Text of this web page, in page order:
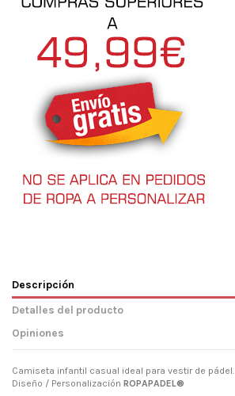
Descripción
Detalles del producto
Opiniones
Camiseta infantil casual ideal para vestir de pádel.
Diseño / Personalización ROPAPADEL®